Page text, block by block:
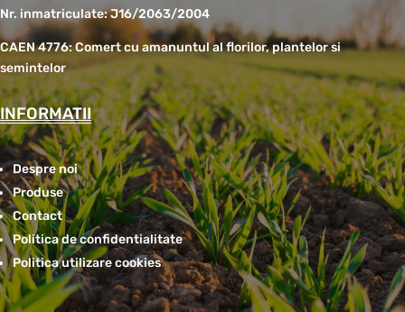
Nr. inmatriculate: J16/2063/2004
CAEN 4776: Comert cu amanuntul al florilor, plantelor si
semintelor
INFORMATII
Despre noi
Produse
Contact
Politica de confidentialitate
Politica utilizare cookies